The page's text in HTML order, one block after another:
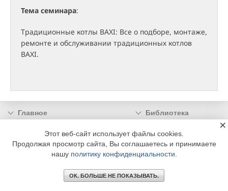
Тема семинара:
Традиционные котлы BAXI: Все о подборе, монтаже,
ремонте и обслуживании традиционных котлов
BAXI.
Главное
Библиотека
Информация
Этот веб-сайт использует файлы cookies.
Продолжая просмотр сайта, Вы соглашаетесь и принимаете
нашу политику конфиденциальности
ОК. БОЛЬШЕ НЕ ПОКАЗЫВАТЬ.
×